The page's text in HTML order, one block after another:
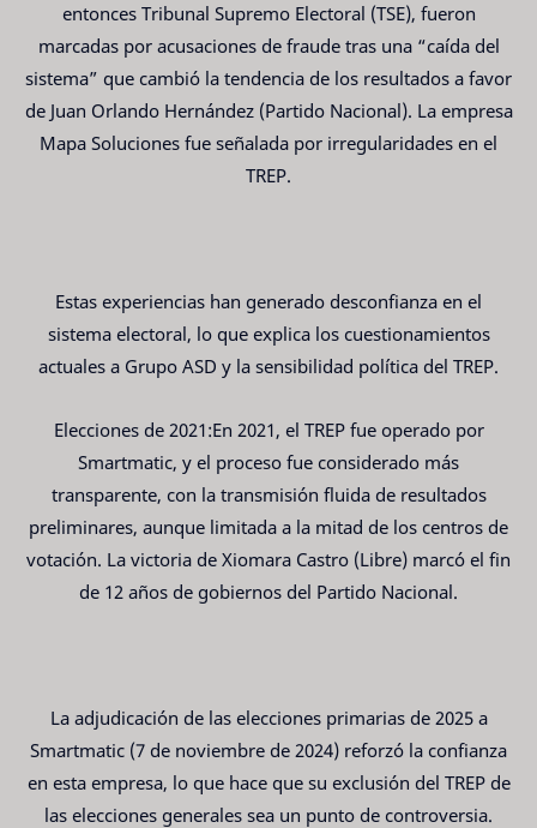
entonces Tribunal Supremo Electoral (TSE), fueron
marcadas por acusaciones de fraude tras una “caída del
sistema” que cambió la tendencia de los resultados a favor
de Juan Orlando Hernández (Partido Nacional). La empresa
Mapa Soluciones fue señalada por irregularidades en el
TREP.
Estas experiencias han generado desconfianza en el
sistema electoral, lo que explica los cuestionamientos
actuales a Grupo ASD y la sensibilidad política del TREP.
Elecciones de 2021:En 2021, el TREP fue operado por
Smartmatic, y el proceso fue considerado más
transparente, con la transmisión fluida de resultados
preliminares, aunque limitada a la mitad de los centros de
votación. La victoria de Xiomara Castro (Libre) marcó el fin
de 12 años de gobiernos del Partido Nacional.
La adjudicación de las elecciones primarias de 2025 a
Smartmatic (7 de noviembre de 2024) reforzó la confianza
en esta empresa, lo que hace que su exclusión del TREP de
las elecciones generales sea un punto de controversia.